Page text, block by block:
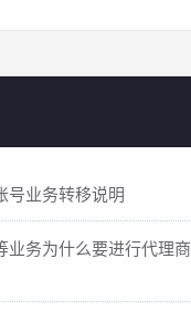
号业务转移说明
业务为什么要进行代理商